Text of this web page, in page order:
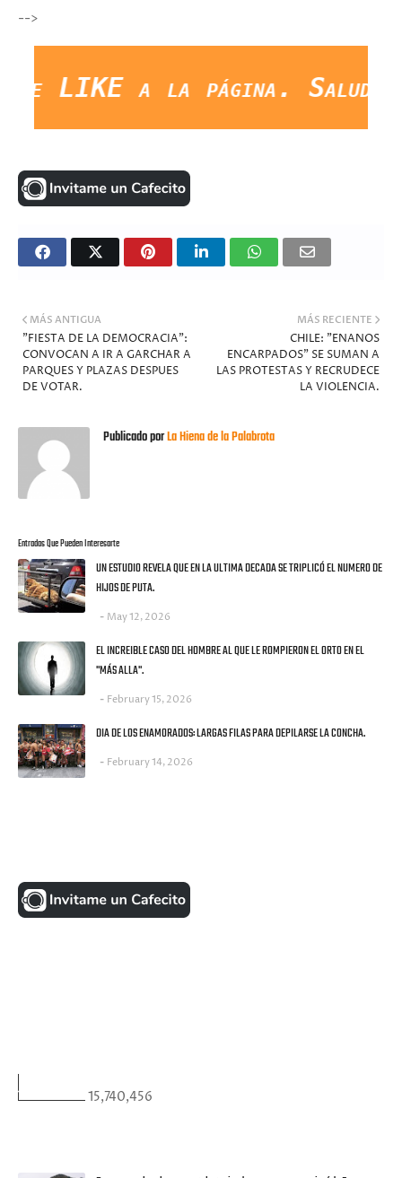
-->
a la página. Saludos Y
MÁS RECIENTE
CHILE: "ENANOS
ENCARPADOS" SE SUMAN A
LAS PROTESTAS Y RECRUDECE
LA VIOLENCIA.
MÁS ANTIGUA
"FIESTA DE LA DEMOCRACIA":
CONVOCAN A IR A GARCHAR A
PARQUES Y PLAZAS DESPUES
DE VOTAR.
Publicado porLa Hiena de la Palabrota
Entradas Que Pueden Interesarte
UN ESTUDIO REVELA QUE EN LA ULTIMA DECADA SE TRIPLICÓ EL NUMERO DE
HIJOS DE PUTA.
May 12, 2026
EL INCREIBLE CASO DEL HOMBRE AL QUE LE ROMPIERON EL ORTO EN EL
"MÁS ALLA".
February 15, 2026
DIA DE LOS ENAMORADOS: LARGAS FILAS PARA DEPILARSE LA CONCHA.
February 14, 2026
15,740,456